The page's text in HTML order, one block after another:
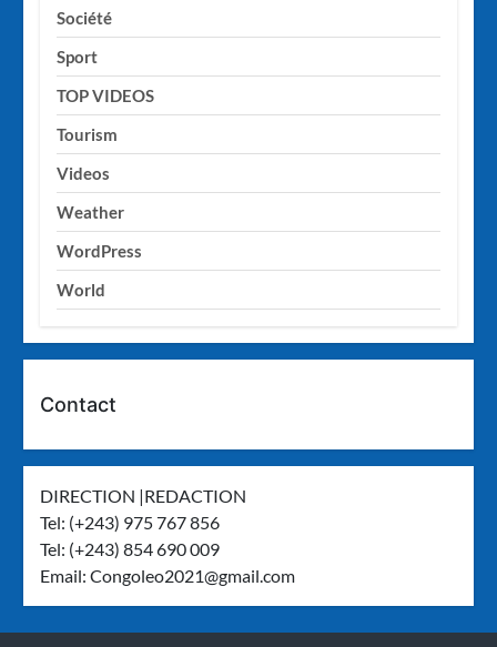
Société
Sport
TOP VIDEOS
Tourism
Videos
Weather
WordPress
World
Contact
DIRECTION |REDACTION
Tel: (+243) 975 767 856
Tel: (+243) 854 690 009
Email:Congoleo2021@gmail.com